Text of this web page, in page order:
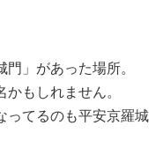
」があった場所。
もしれません。
ってるのも平安京羅城